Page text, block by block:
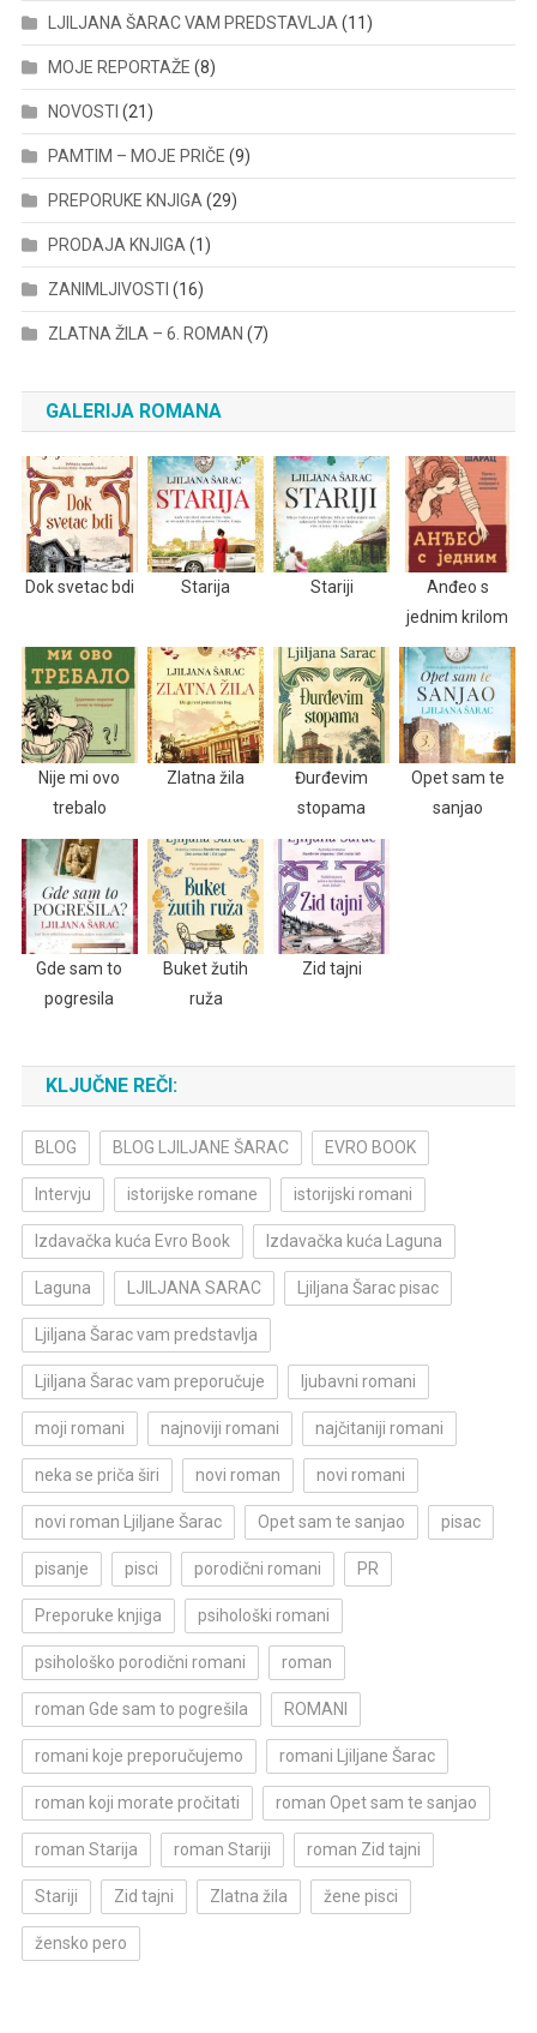
LJILJANA ŠARAC VAM PREDSTAVLJA (11)
MOJE REPORTAŽE (8)
NOVOSTI (21)
PAMTIM – MOJE PRIČE (9)
PREPORUKE KNJIGA (29)
PRODAJA KNJIGA (1)
ZANIMLJIVOSTI (16)
ZLATNA ŽILA – 6. ROMAN (7)
GALERIJA ROMANA
Dok svetac bdi Starija Stariji
Anđeo s
jednim krilom
Nije mi ovo
trebalo
Zlatna žila
Đurđevim
stopama
Opet sam te
sanjao
Gde sam to
pogresila
Buket žutih
ruža
Zid tajni
KLJUČNE REČI:
BLOG BLOG LJILJANE ŠARAC EVRO BOOK
Intervju istorijske romane istorijski romani
Izdavačka kuća Evro Book Izdavačka kuća Laguna
Laguna LJILJANA SARAC Ljiljana Šarac pisac
Ljiljana Šarac vam predstavlja
Ljiljana Šarac vam preporučuje ljubavni romani
moji romani najnoviji romani najčitaniji romani
neka se priča širi novi roman novi romani
novi roman Ljiljane Šarac Opet sam te sanjao pisac
pisanje pisci porodični romani PR
Preporuke knjiga psihološki romani
psihološko porodični romani roman
roman Gde sam to pogrešila ROMANI
romani koje preporučujemo romani Ljiljane Šarac
roman koji morate pročitati roman Opet sam te sanjao
roman Starija roman Stariji roman Zid tajni
Stariji Zid tajni Zlatna žila žene pisci
žensko pero